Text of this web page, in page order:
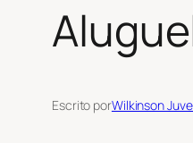
Escrito porWilkinson